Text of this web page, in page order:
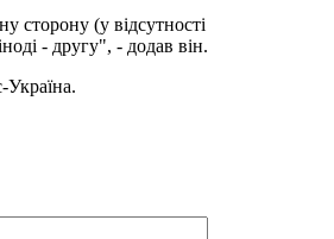
сторону (у відсутності
- другу", - додав він.
Україна.